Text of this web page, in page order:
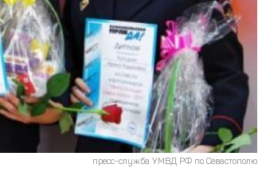
пресс-служба УМВД РФ по Севастополю